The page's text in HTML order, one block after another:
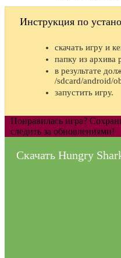
Инструкция по
скачать игру и
папку из архива
в результате
/sdcard/android/
запустить игру.
Понравилась игра?
следить за обновлениями!
Скачать Hungry